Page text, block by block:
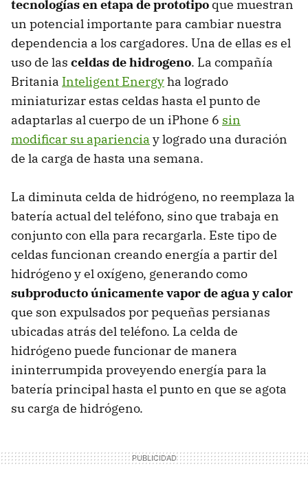
tecnologías en etapa de prototipo que muestran
un potencial importante para cambiar nuestra
dependencia a los cargadores. Una de ellas es el
uso de las celdas de hidrogeno. La compañía
Britania Inteligent Energyha logrado
miniaturizar estas celdas hasta el punto de
adaptarlas al cuerpo de un iPhone 6 sin
modificar su apariencia y logrado una duración
de la carga de hasta una semana.
La diminuta celda de hidrógeno, no reemplaza la
batería actual del teléfono, sino que trabaja en
conjunto con ella para recargarla. Este tipo de
celdas funcionan creando energía a partir del
hidrógeno y el oxígeno, generando como
subproducto únicamente vapor de agua y calor
que son expulsados por pequeñas persianas
ubicadas atrás del teléfono. La celda de
hidrógeno puede funcionar de manera
ininterrumpida proveyendo energía para la
batería principal hasta el punto en que se agota
su carga de hidrógeno.